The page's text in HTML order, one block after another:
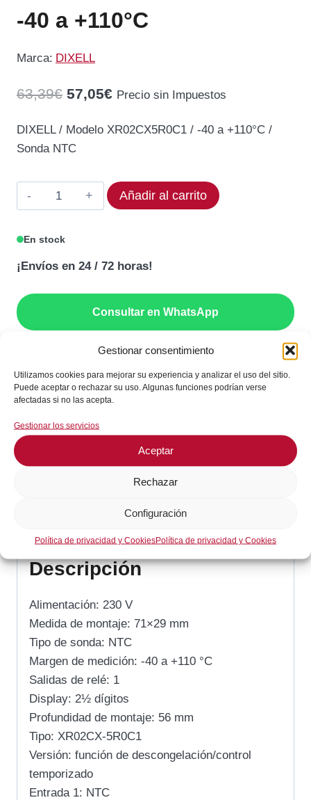
Gestionar consentimiento
Utilizamos cookies para mejorar su experiencia y analizar el uso del sitio.
Puede aceptar o rechazar su uso. Algunas funciones podrían verse
afectadas si no las acepta.
Gestionar los servicios
Aceptar
Rechazar
Configuración
Política de privacidad y CookiesPolítica de privacidad y Cookies
-40 a +110°C
Marca: DIXELL
63,39€ El
original
63,39€.
57,05€El
57,05€.
Precio sin Impuestos
DIXELL / Modelo XR02CX5R0C1 / -40 a +110°C /
Sonda NTC
Termostato
DIXELL
5R0C1
Rango
Añadir al carrito
En stock
¡Envíos en 24 / 72 horas!
Consultar en WhatsApp
SKU:XR02CX5R0C1
Frío Comercial / Industrial
Descripción
Alimentación: 230 V
Medida de montaje: 71×29 mm
Tipo de sonda: NTC
Margen de medición: -40 a +110 °C
Salidas de relé: 1
Display: 2½ dígitos
Profundidad de montaje: 56 mm
Tipo: XR02CX-5R0C1
Versión: función de descongelación/control
temporizado
Entrada 1: NTC